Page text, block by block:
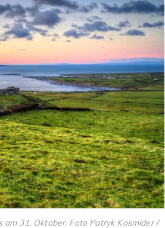
31. Oktober. Foto Patryk Kosmider /